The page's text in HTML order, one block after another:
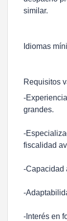
similar.
Idiomas
Requisitos
-
grandes.
-
fiscalidad
-Capacidad
-
-Interés en